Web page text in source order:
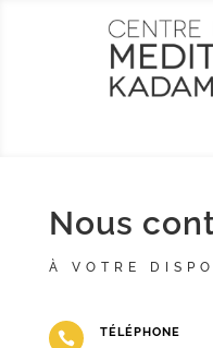
Nous
À VOTRE
 TÉLÉPHONE